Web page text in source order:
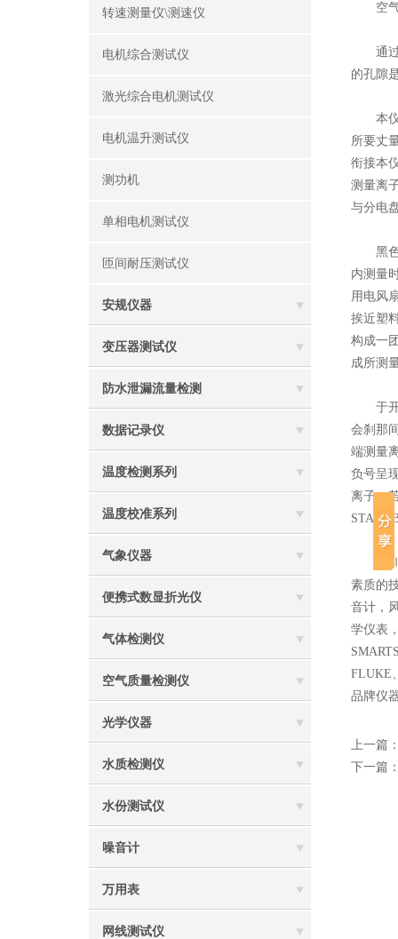
转速测量仪\测速仪
电机综合测试仪
激光综合电机测试仪
电机温升测试仪
测功机
单相电机测试仪
匝间耐压测试仪
安规仪器
变压器测试仪
防水泄漏流量检测
数据记录仪
温度检测系列
温度校准系列
气象仪器
便携式数显折光仪
气体检测仪
空气质量检测仪
光学仪器
水质检测仪
水份测试仪
噪音计
万用表
网线测试仪
空气
通过
的孔隙
本仪
所要丈
衔接本
测量离
与分电
黑色的
内测量
用电风
挨近塑
构成一
成所测
于开
会刹那
端测量
负号呈
离子。
深圳
素质的
音计，
学仪表
FLUKE
品牌仪
上一篇
下一篇